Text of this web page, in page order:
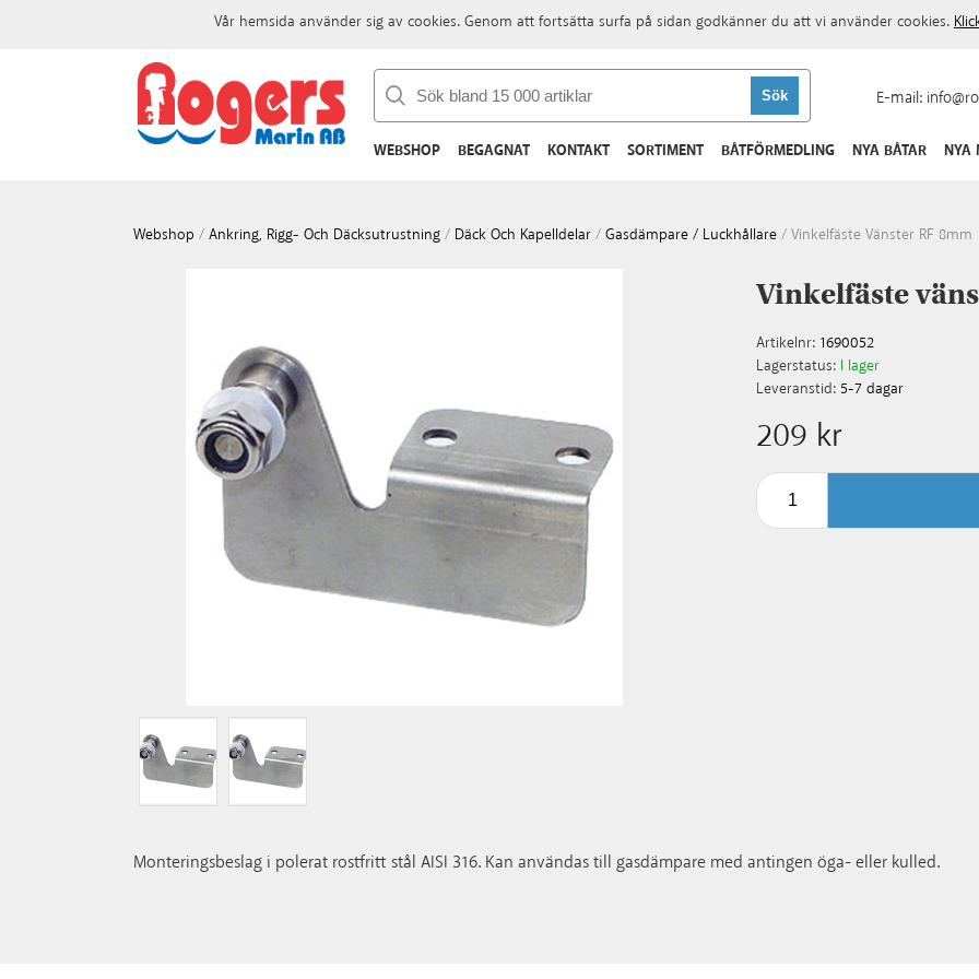
E-mail:
WEBSHOP BEGAGNAT KONTAKT SORTIMENT BÅTFÖRMEDLING NYA BÅTAR NYA
Webshop / Ankring, Rigg- Och Däcksutrustning / Däck Och Kapelldelar / Gasdämpare / Luckhållare / Vinkelfäste Vänster RF 8mm
Vinkelfäste
Artikelnr: 1690052
Lagerstatus: I lager
Leveranstid: 5-7 dagar
209 kr
Monteringsbeslag i polerat rostfritt stål AISI 316. Kan användas till gasdämpare med antingen öga- eller kulled.
Vår hemsida använder sig av cookies. Genom att fortsätta surfa på sidan godkänner du att vi använder cookies.